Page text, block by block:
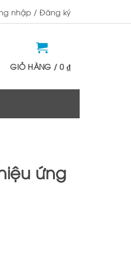
nhập / Đăng ký
GIỎ HÀNG /0 ₫
ứng